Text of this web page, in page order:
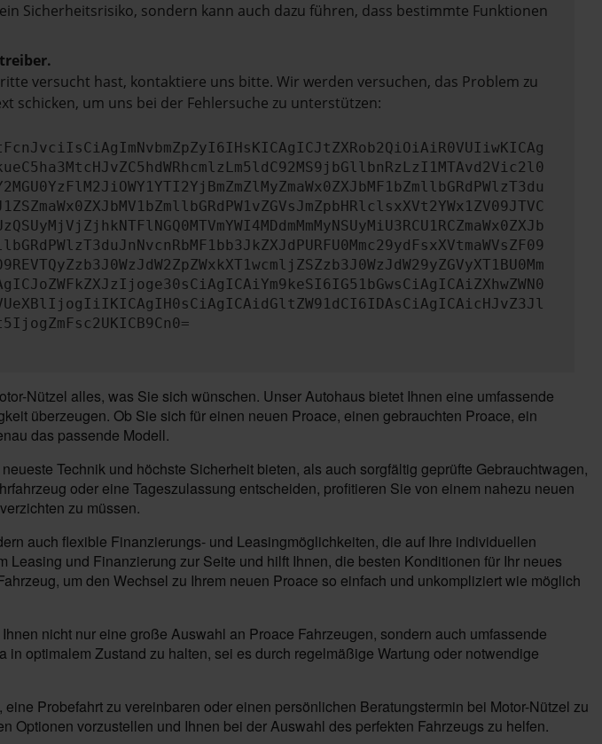
Sicherheitsrisiko, sondern kann auch dazu führen, dass bestimmte Funktionen
versucht hast, kontaktiere uns bitte. Wir werden versuchen, das Problem zu
schicken, um uns bei der Fehlersuche zu unterstützen:
Nützel alles, was Sie sich wünschen. Unser Autohaus bietet Ihnen eine umfassende
überzeugen. Ob Sie sich für einen neuen Proace, einen gebrauchten Proace, ein
das passende Modell.
Technik und höchste Sicherheit bieten, als auch sorgfältig geprüfte Gebrauchtwagen,
oder eine Tageszulassung entscheiden, profitieren Sie von einem nahezu neuen
zu müssen.
auch flexible Finanzierungs- und Leasingmöglichkeiten, die auf Ihre individuellen
und Finanzierung zur Seite und hilft Ihnen, die besten Konditionen für Ihr neues
um den Wechsel zu Ihrem neuen Proace so einfach und unkompliziert wie möglich
nicht nur eine große Auswahl an Proace Fahrzeugen, sondern auch umfassende
optimalem Zustand zu halten, sei es durch regelmäßige Wartung oder notwendige
Probefahrt zu vereinbaren oder einen persönlichen Beratungstermin bei Motor-Nützel zu
Optionen vorzustellen und Ihnen bei der Auswahl des perfekten Fahrzeugs zu helfen.